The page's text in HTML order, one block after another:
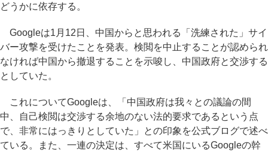
どうかに依存する。
Googleは1月12日、中国からと思われる「洗練された」サイ
バー攻撃を受けたことを発表。検閲を中止することが認められ
なければ中国から撤退することを示唆し、中国政府と交渉する
としていた。
これについてGoogleは、「中国政府は我々との議論の間
中、自己検閲は交渉する余地のない法的要求であるという点
で、非常にはっきりとしていた」との印象を公式ブログで述べ
ている。また、一連の決定は、すべて米国にいるGoogleの幹